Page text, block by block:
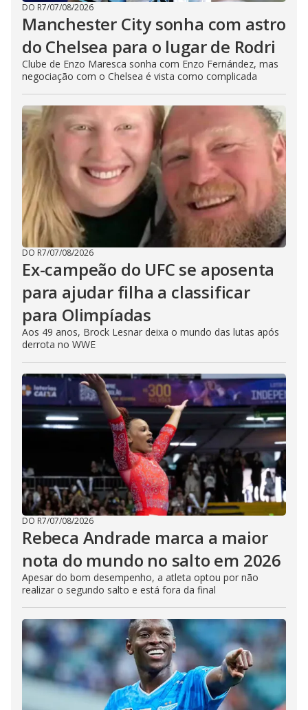
DO R7/07/08/2026
Manchester City sonha com astro
do Chelsea para o lugar de Rodri
Clube de Enzo Maresca sonha com Enzo Fernández, mas
negociação com o Chelsea é vista como complicada
DO R7/07/08/2026
Ex-campeão do UFC se aposenta
para ajudar filha a classificar
para Olimpíadas
Aos 49 anos, Brock Lesnar deixa o mundo das lutas após
derrota no WWE
DO R7/07/08/2026
Rebeca Andrade marca a maior
nota do mundo no salto em 2026
Apesar do bom desempenho, a atleta optou por não
realizar o segundo salto e está fora da final